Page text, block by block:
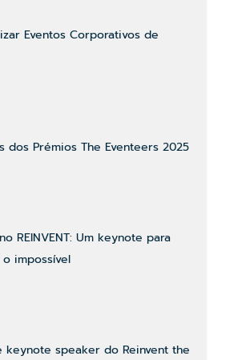
Eventos Corporativos de
dos Prémios The Eventeers 2025
REINVENT: Um keynote para
impossível
keynote speaker do Reinvent the